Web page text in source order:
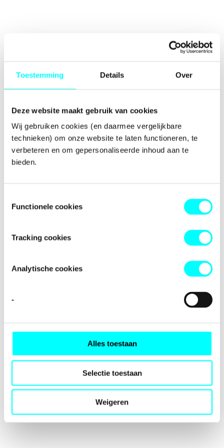
Toestemming Details Over
Deze website maakt gebruik van cookies
Wij gebruiken cookies (en daarmee vergelijkbare
technieken) om onze website te laten functioneren, te
verbeteren en om gepersonaliseerde inhoud aan te
bieden.
Functionele cookies
Tracking cookies
Analytische cookies
-
Alles toestaan
Selectie toestaan
Weigeren
-side exception has occurred while
browser consolefor